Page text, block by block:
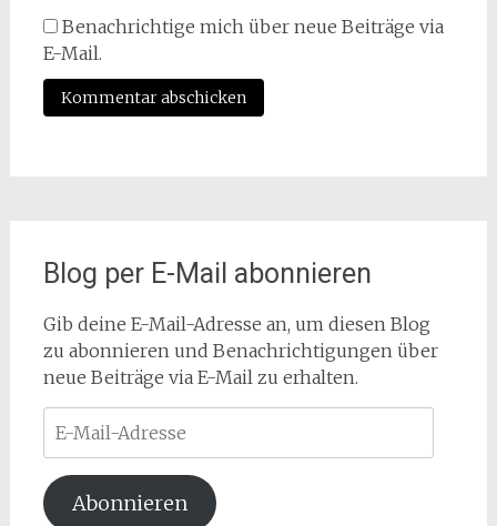
Benachrichtige mich über neue Beiträge via
E-Mail.
Blog per E-Mail abonnieren
Gib deine E-Mail-Adresse an, um diesen Blog
zu abonnieren und Benachrichtigungen über
neue Beiträge via E-Mail zu erhalten.
Mail-
Adresse
Abonnieren